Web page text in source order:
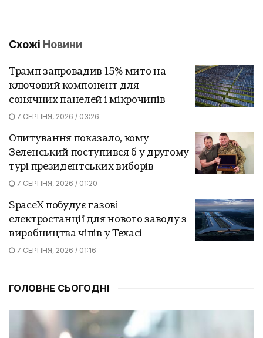
Схожі Новини
Трамп запровадив 15% мито на
ключовий компонент для
сонячних панелей і мікрочипів
7 СЕРПНЯ, 2026 / 03:26
Опитування показало, кому
Зеленський поступився б у другому
турі президентських виборів
7 СЕРПНЯ, 2026 / 01:20
SpaceX побудує газові
електростанції для нового заводу з
виробництва чіпів у Техасі
7 СЕРПНЯ, 2026 / 01:16
ГОЛОВНЕ СЬОГОДНІ